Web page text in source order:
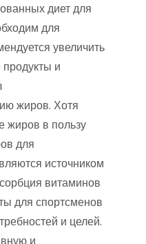
диет для
для
увеличить
и
жиров. Хотя
жиров в пользу
для
источником
витаминов
для спортсменов
и целей.